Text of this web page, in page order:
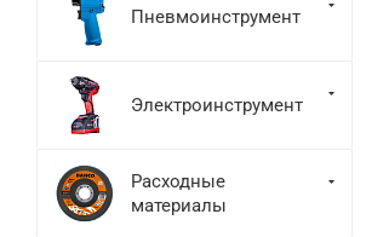
Пневмоинструмент
Электроинструмент
Расходные
материалы